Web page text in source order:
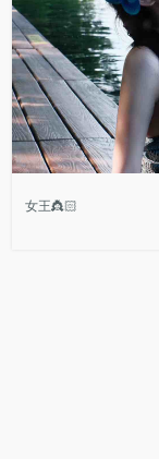
女王👸🏻